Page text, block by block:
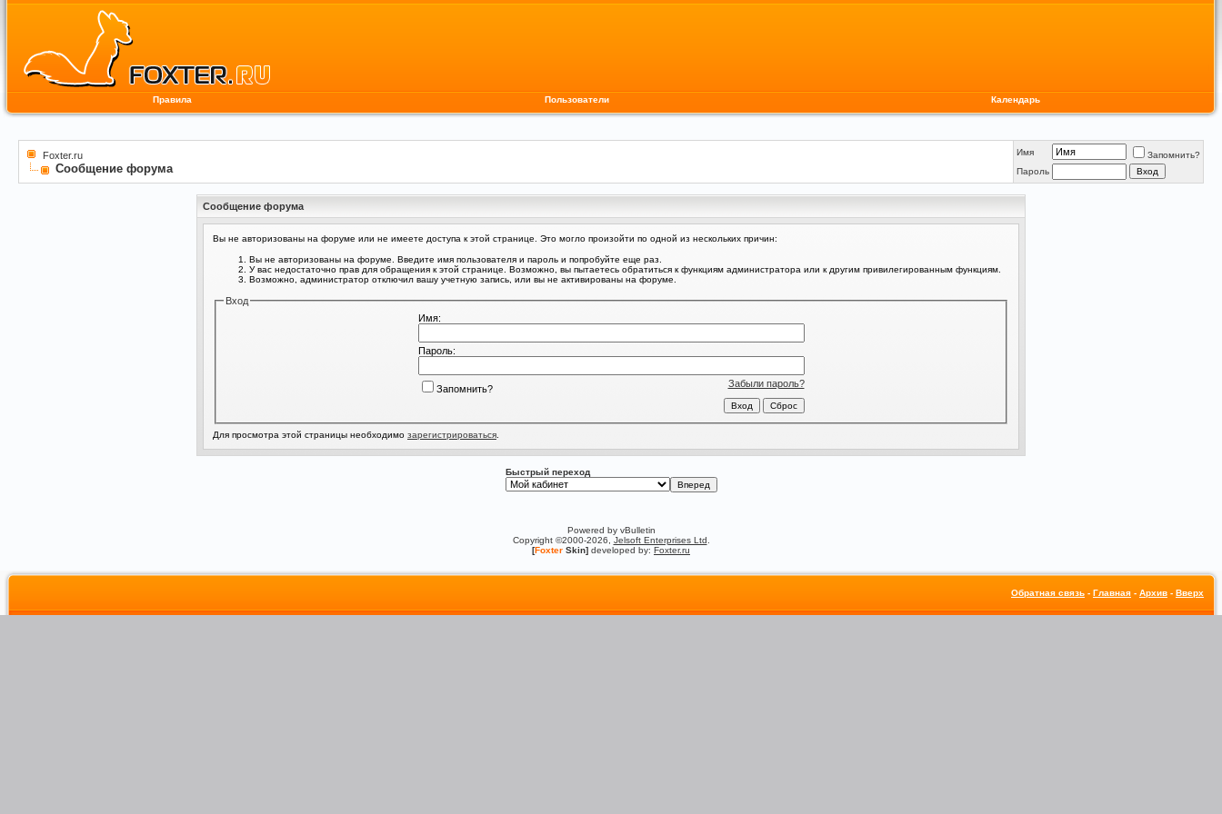
Правила Пользователи Календарь
Foxter.ru
Сообщение форума
Имя
Запомнить?
Пароль
Сообщение форума
Вы не авторизованы на форуме или не имеете доступа к этой странице. Это могло произойти по одной из нескольких причин:
Вы не авторизованы на форуме. Введите имя пользователя и пароль и попробуйте еще раз.
У вас недостаточно прав для обращения к этой странице. Возможно, вы пытаетесь обратиться к функциям администратора или к другим привилегированным функциям.
Возможно, администратор отключил вашу учетную запись, или вы не активированы на форуме.
Вход
Имя:
Пароль:
Забыли пароль?
Запомнить?
Для просмотра этой страницы необходимо зарегистрироваться
Быстрый переход
Powered by vBulletin
Copyright ©2000-2026, Jelsoft Enterprises Ltd
[Foxter Skin] developed by: Foxter.ru
Обратная связь - Главная - Архив - Вверх